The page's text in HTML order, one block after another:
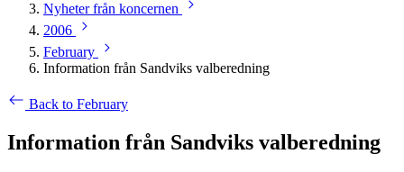
Nyheter från koncernen
2006
February
Information från Sandviks valberedning
Back to February
Information från Sandviks valberedning